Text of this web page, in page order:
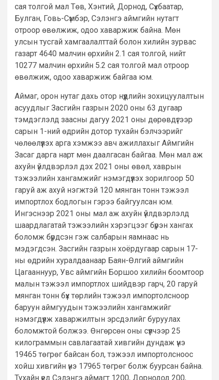
сая толгой мал Төв, Хэнтий, Дорнод, Сүхбаатар,
Булган, Говь-Сүмбэр, Сэлэнгэ аймгийн нутагт
отроор өвөлжиж, одоо хаваржиж байна. Мөн
улсын тусгай хамгаалалттай болон хилийн зурвас
газарт 4640 малчин өрхийн 2.1 сая толгой, нийт
10277 малчин өрхийн 5.2 сая толгой мал отроор
өвөлжиж, одоо хаваржиж байгаа юм.
Аймаг, орон нутаг дахь отор нүүдлийн зохицуулалтын
асуудлыг Засгийн газрын 2020 оны 63 дугаар
тэмдэглэлд заасны дагуу 2021 оны дөрөвдүгээр
сарын 1-ний өдрийн дотор тухайн бэлчээрийг
чөлөөлүүлэх арга хэмжээ авч ажиллахыг Аймгийн
Засаг дарга нарт мөн даалгасан байгаа. Мөн мал аж
ахуйн үйлдвэрлэл дэх 2021 оны өвөл, хаврын
тэжээлийн хангамжийг нэмэгдүүлэх зорилгоор 50
гаруй аж ахуй нэгжтэй 120 мянган тонн тэжээл
импортлох бодлогын гэрээ байгуулсан юм.
Ингэснээр 2021 оны мал аж ахуйн үйлдвэрлэлд
шаардлагатай тэжээлийн хэрэгцээг бүрэн хангах
боломж бүрдсэн гэж салбарын яамнаас нь
мэдэгдсэн. Засгийн газрын хоёрдугаар сарын 17-
ны өдрийн хуралдаанаар Баян-Өлгий аймгийн
Цагааннуур, Увс аймгийн Боршоо хилийн боомтоор
малын тэжээл импортлох шийдвэр гарч, 20 гаруй
мянган тонн бүх төрлийн тэжээл импортолсноор
баруун аймгуудын тэжээлийн хангамжийг
нэмэгдүүлж хаваржилтын эрсдэлийг буруулах
боломжтой болжээ. Өнгөрсөн оны сүүлчээр 25
килограммын савлагаатай хивгийн дундаж үнэ
19465 төгрөг байсан бол, тэжээл импортолсноос
хойш хивгийн үнэ 17965 төгрөг болж буурсан байна.
Тухайн үед Сэлэнгэ аймагт 1200, Дорнодод 200,